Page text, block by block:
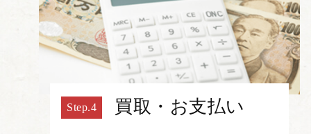
買取・お支払い